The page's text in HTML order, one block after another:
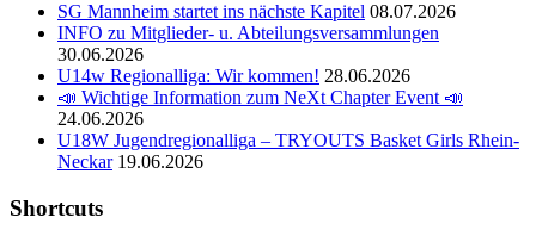
SG Mannheim startet ins nächste Kapitel 08.07.2026
INFO zu Mitglieder- u. Abteilungsversammlungen
30.06.2026
U14w Regionalliga: Wir kommen! 28.06.2026
📣 Wichtige Information zum NeXt Chapter Event 📣
24.06.2026
U18W Jugendregionalliga – TRYOUTS Basket Girls Rhein-
Neckar 19.06.2026
Shortcuts